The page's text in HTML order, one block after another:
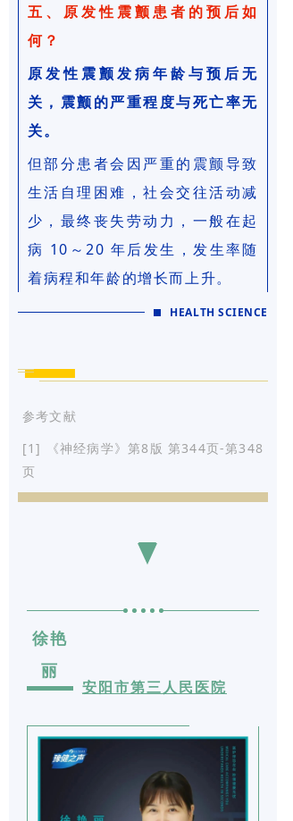
五、原发性震颤患者的预后如
何？
原发性震颤发病年龄与预后无
关，震颤的严重程度与死亡率无
关。
但部分患者会因严重的震颤导致
生活自理困难，社会交往活动减
少，最终丧失劳动力，一般在起
病 10～20 年后发生，发生率随
着病程和年龄的增长而上升。
HEALTH SCIENCE
参考文献
[1] 《神经病学》第8版 第344页-第348
页
徐艳
丽
安阳市第三人民医院